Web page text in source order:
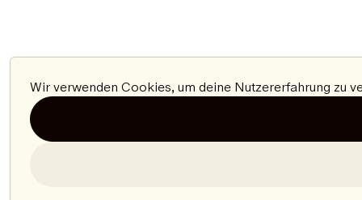
Wir verwenden Cookies, um deine Nutzererfahrung zu